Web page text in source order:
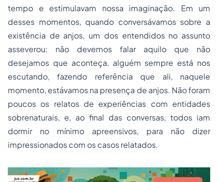
tempo e estimulavam nossa imaginação. Em um
desses momentos, quando conversávamos sobre a
existência de anjos, um dos entendidos no assunto
asseverou: não devemos falar aquilo que não
desejamos que aconteça, alguém sempre está nos
escutando, fazendo referência que ali, naquele
momento, estávamos na presença de anjos. Não foram
poucos os relatos de experiências com entidades
sobrenaturais, e, ao final das conversas, todos iam
dormir no mínimo apreensivos, para não dizer
impressionados com os casos relatados.